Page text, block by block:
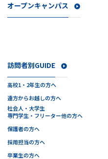
訪問者別GUIDE
高校1・2年生の方へ
遠方からお越しの方へ
社会人・大学生
専門学生・フリーター他の方へ
保護者の方へ
採用担当の方へ
卒業生の方へ
オープンキャンパス